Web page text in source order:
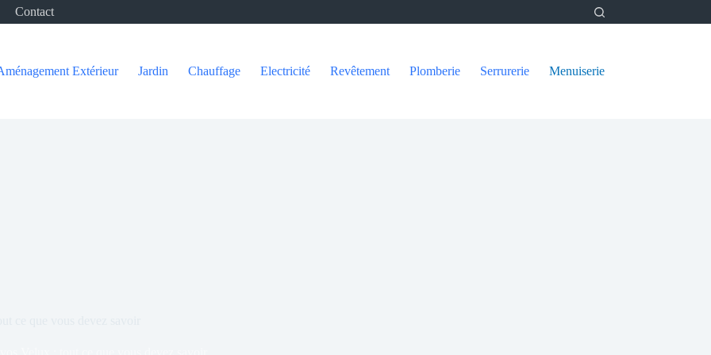
Contact
Extérieur Jardin Chauffage Electricité Revêtement Plomberie Serrurerie Menuiserie